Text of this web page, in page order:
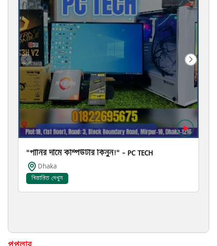
"পানির দামে কম্পিউটার কিনুন!" – PC TECH
Dhaka
বিস্তারিত দেখুন